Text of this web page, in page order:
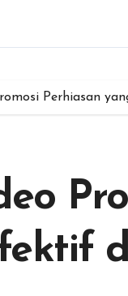
Perhiasan